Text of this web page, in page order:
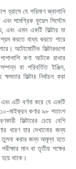
হ্রাসে যে পরিমাণ জ্বালানি
এবং সামগ্রিক ফুয়েল সিস্টেম
এবং এমন একটি ফিল্টার যা
করতে বাধ্য করতে পারে
অটোমোটিভ ফিল্টারগুলো
কণা আটকে রাখার
বা পরিবর্তিত ইঞ্জিন,
ফিল্টার নির্বাচন করা
এটি বর্ণনা করে যে একটি
১০-মাইক্রন কণার ৯৮ শতাংশ
ফিল্টারের চেয়ে বেশি
ধারণ হার দেখানোর জন্য
তুলনা করার জন্য অমূল্য হতে
মান বা তৃতীয় পক্ষের
থাকে।